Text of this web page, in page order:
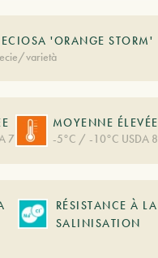
'ORANGE STORM'
varietà
7
MOYENNE ÉLEVÉE
-5°C / -10°C USDA 8
RÉSISTANCE À LA
SALINISATION